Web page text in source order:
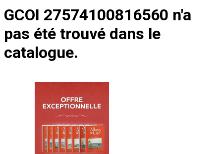
GCOI 27574100816560 n'a
pas été trouvé dans le
catalogue.